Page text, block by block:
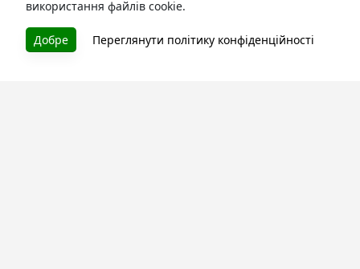
використання файлів cookie.
Добре Переглянути політику конфіденційності
БУКУРУК